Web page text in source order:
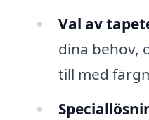
Val av
dina behov,
till med